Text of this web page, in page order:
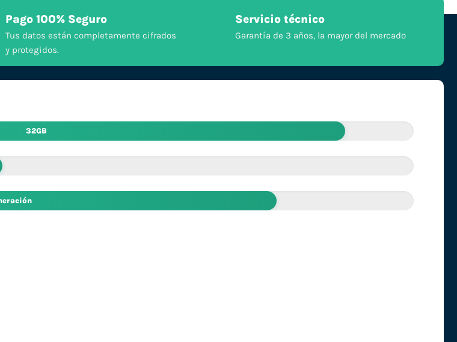
Pago 100% Seguro
Tus datos están completamente cifrados
y protegidos.
Servicio técnico
Garantía de 3 años, la mayor del mercado
32GB